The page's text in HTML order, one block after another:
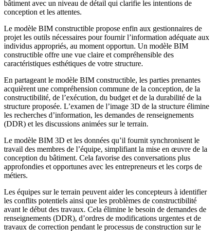
bâtiment avec un niveau de détail qui clarifie les intentions de
conception et les attentes.
Le modèle BIM constructible propose enfin aux gestionnaires de
projet les outils nécessaires pour fournir l’information adéquate aux
individus appropriés, au moment opportun. Un modèle BIM
constructible offre une vue claire et compréhensible des
caractéristiques esthétiques de votre structure.
En partageant le modèle BIM constructible, les parties prenantes
acquièrent une compréhension commune de la conception, de la
constructibilité, de l’exécution, du budget et de la durabilité de la
structure proposée. L’examen de l’image 3D de la structure élimine
les recherches d’information, les demandes de renseignements
(DDR) et les discussions animées sur le terrain.
Le modèle BIM 3D et les données qu’il fournit synchronisent le
travail des membres de l’équipe, simplifiant la mise en œuvre de la
conception du bâtiment. Cela favorise des conversations plus
approfondies et opportunes avec les entrepreneurs et les corps de
métiers.
Les équipes sur le terrain peuvent aider les concepteurs à identifier
les conflits potentiels ainsi que les problèmes de constructibilité
avant le début des travaux. Cela élimine le besoin de demandes de
renseignements (DDR), d’ordres de modifications urgentes et de
travaux de correction pendant le processus de construction sur le